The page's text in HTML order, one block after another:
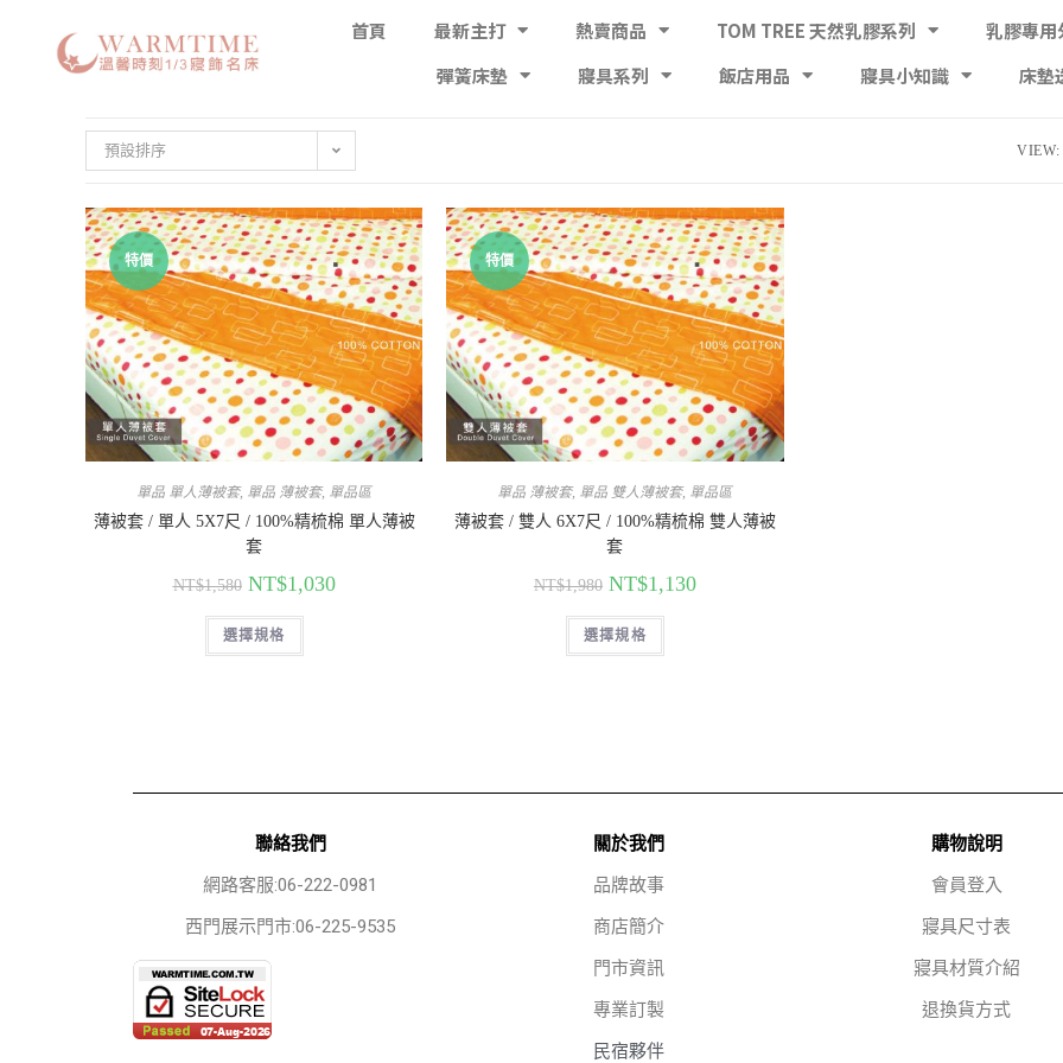
首頁 最新主打 熱賣商品 TOM TREE 天然乳膠系列
乳膠專用
彈簧床墊
寢具系列 飯店用品 寢具小知識 床墊
預設排序 VIEW:
特價
單品 單人薄被套, 單品 薄被套, 單品區
薄被套 / 單人 5X7尺 / 100%精梳棉 單人薄被
套
NT$1,580 NT$1,030
選擇規格
特價
單品 薄被套, 單品 雙人薄被套, 單品區
薄被套 / 雙人 6X7尺 / 100%精梳棉 雙人薄被
套
NT$1,980 NT$1,130
選擇規格
聯絡我們
網路客服:06-222-0981
西門展示門市:06-225-9535
關於我們
品牌故事
商店簡介
門市資訊
專業訂製
民宿夥伴
購物說明
會員登入
寢具尺寸表
寢具材質介紹
退換貨方式